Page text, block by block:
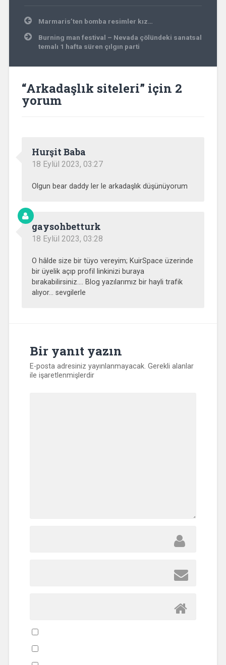
Yazı
gezinmesi
Marmaris’ten bomba resimler kız…
Burning man festival – Nevada çölündeki sanatsal
temalı 1 hafta süren çılgın parti
“Arkadaşlık siteleri” için 2
yorum
Hurşit Baba
18 Eylül 2023, 03:27
Olgun bear daddy ler le arkadaşlık düşünüyorum
gaysohbetturk
18 Eylül 2023, 03:28
O hâlde size bir tüyo vereyim; KuirSpace üzerinde
bir üyelik açıp profil linkinizi buraya
bırakabilirsiniz…. Blog yazılarımız bir hayli trafik
alıyor… sevgilerle
Bir yanıt yazın
E-posta adresiniz yayınlanmayacak. Gerekli alanlar
ile işaretlenmişlerdir